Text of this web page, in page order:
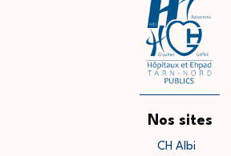
Nos sites
CH Albi